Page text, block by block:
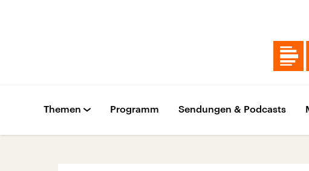
Themen Programm Sendungen & Podcasts